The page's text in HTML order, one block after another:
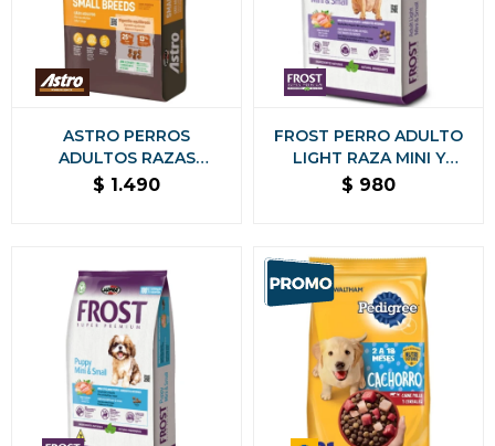
ASTRO PERROS
ADULTOS RAZAS
PEQUEÑAS 7KG
$ 1.490
FROST PERRO ADULTO
LIGHT RAZA MINI Y
PEQUEÑA - 2,5 KG
$ 980